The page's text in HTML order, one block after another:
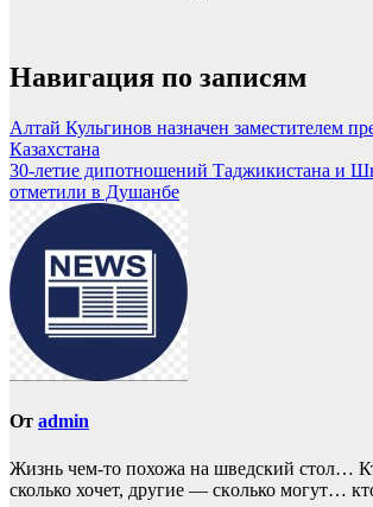
Навигация по записям
Алтай Кульгинов назначен заместителем
Казахстана
30-летие дипотношений Таджикистана и
отметили в Душанбе
От admin
Жизнь чем-то похожа нa шведский стол…
сколько хочет, другие — скoлько могут…